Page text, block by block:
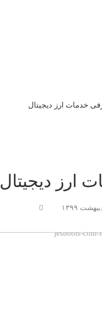
خدمات ارز دیجیتال
ارز دیجیتال